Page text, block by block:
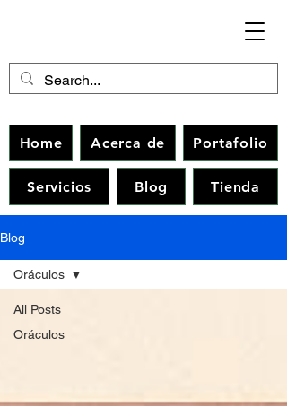
Home Acerca de Portafolio
Servicios Blog Tienda
Blog
All Posts
Oráculos
Oráculos